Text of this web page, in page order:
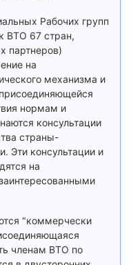
Рабочих групп
ВТО 67 стран,
партнеров)
на
механизма и
нормам и
консультации
страны-
Эти консультации и
на
"коммерчески
членам ВТО по